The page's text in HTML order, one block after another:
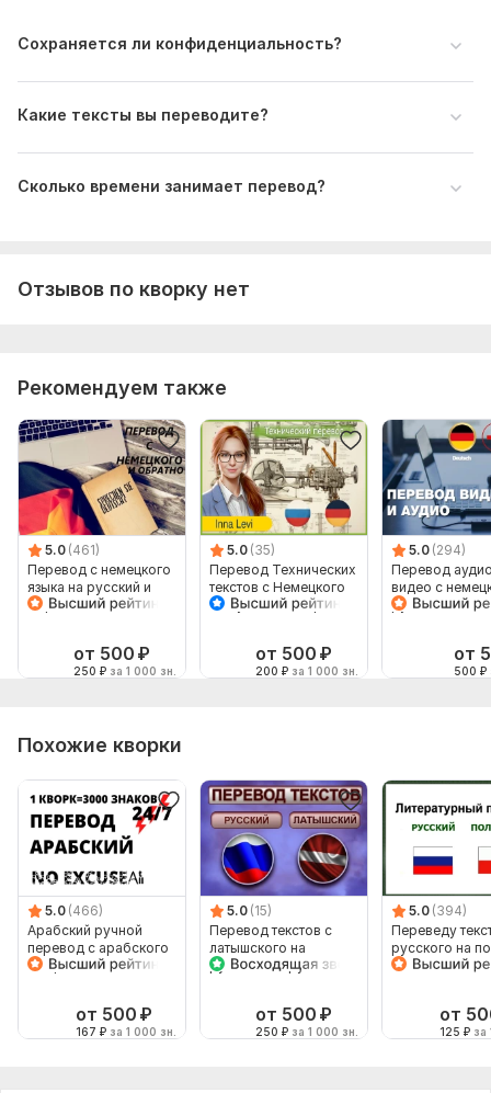
медицинский и т.д.
Цель перевода
Для официального использования, личного, публикации и
т.п.
Формат результата
Тематика:
Образование и наука,
Язык перевода:
с Русского на Немецкий
с Немецкого на Русский
Объем услуги в кворке: 5 000 знаков
Сохраняется ли конфиденциальность?
Какие тексты вы переводите?
Сколько времени занимает перевод?
Отзывов по кворку нет
Рекомендуем также
5.0 (461)
Перевод с немецкого
языка на русский и
обратно
от 500 ₽
250 ₽ за 1 000 зн.
5.0 (35)
Перевод Технических
текстов с Немецкого
на Русский и обратно
от 500 ₽
200 ₽ за 1 000 зн.
5.0 (294)
Перевод
видео с
русский язык и
от
500 ₽
Похожие кворки
5.0 (466)
Арабский ручной
перевод с арабского
на арабский
от 500 ₽
167 ₽ за 1 000 зн.
5.0 (15)
Перевод текстов с
латышского на
русский и с русского
от 500 ₽
250 ₽ за 1 000 зн.
5.0 (394)
Переведу
русского на
язык
от
125 ₽ за